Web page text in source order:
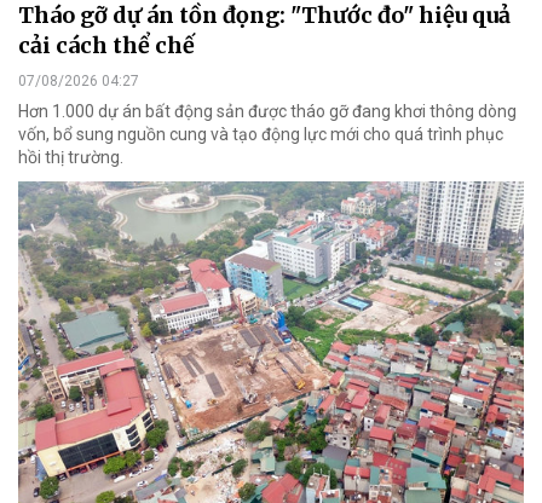
Tháo gỡ dự án tồn đọng: "Thước đo" hiệu quả
cải cách thể chế
07/08/2026 04:27
Hơn 1.000 dự án bất động sản được tháo gỡ đang khơi thông dòng
vốn, bổ sung nguồn cung và tạo động lực mới cho quá trình phục
hồi thị trường.